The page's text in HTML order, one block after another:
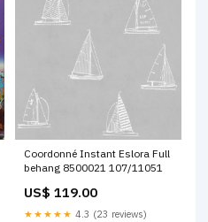
Coordonné Instant Eslora Full
behang 8500021 107/11051
US$ 119.00
★★★★★ 4.3 (23 reviews)